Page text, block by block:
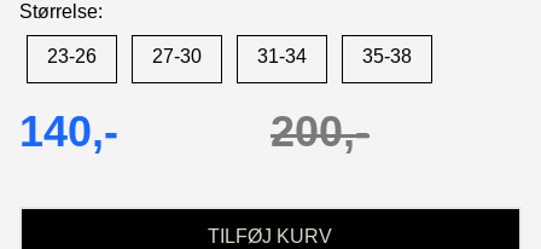
Størrelse:
23-26 27-30 31-34 35-38
140,- 200,-
TILFØJ KURV